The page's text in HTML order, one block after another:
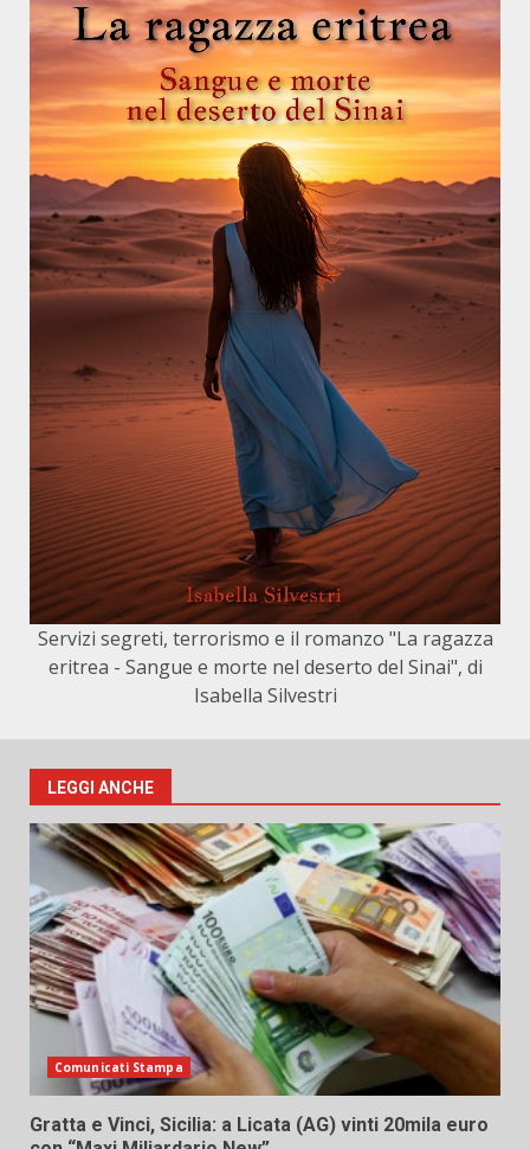
Servizi segreti, terrorismo e il romanzo "La ragazza
eritrea - Sangue e morte nel deserto del Sinai", di
Isabella Silvestri
LEGGI ANCHE
Comunicati Stampa
Gratta e Vinci, Sicilia: a Licata (AG) vinti 20mila euro